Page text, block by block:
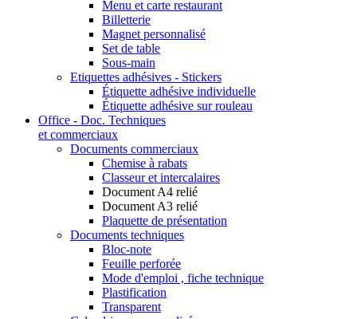
Menu et carte restaurant
Billetterie
Magnet personnalisé
Set de table
Sous-main
Etiquettes adhésives - Stickers
Étiquette adhésive individuelle
Étiquette adhésive sur rouleau
Office - Doc. Techniques
et commerciaux
Documents commerciaux
Chemise à rabats
Classeur et intercalaires
Document A4 relié
Document A3 relié
Plaquette de présentation
Documents techniques
Bloc-note
Feuille perforée
Mode d'emploi , fiche technique
Plastification
Transparent